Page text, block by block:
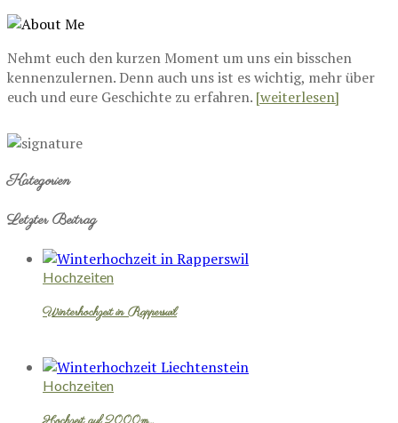
Nehmt euch den kurzen Moment um uns ein bisschen
kennenzulernen. Denn auch uns ist es wichtig, mehr über
euch und eure Geschichte zu erfahren. [weiterlesen]
Kategorien
Letzter Beitrag
Hochzeiten
Winterhochzeit in Rapperswil
Hochzeiten